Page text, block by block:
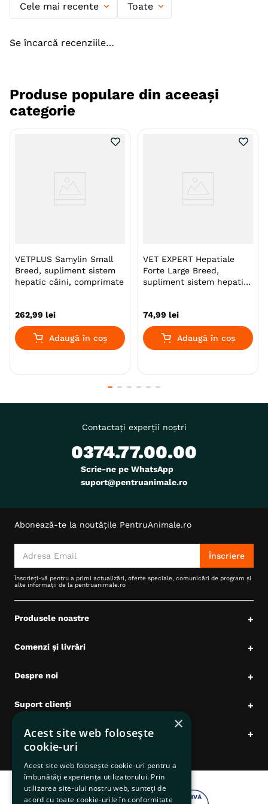
Forma farmaceutica Comprimate
Ambalaj
Cele mai recente Toate
Se încarcă recenziile…
Produse populare din aceeași
categorie
VETPLUS Samylin Small
Breed, supliment sistem
hepatic câini, comprimate
262,99 lei
Adaugă în coș
VET EXPERT Hepatiale
Forte Large Breed,
supliment sistem hepatic
74,99 lei
Adaugă în coș
Contactați experții noștri
0374.77.00.00
Scrie-ne pe WhatsApp
suport@pentruanimale.ro
Abonează-te la noutățile PentruAnimale.ro
Înscriere
Înscrieți-vă pentru a primi actualizări, oferte speciale, comunicări de program și
alte informații de la pentruanimale.ro
Produsele noastre +
Comenzi și livrări +
Despre noi +
Suport clienți +
Date comerciale +
×
Acest site web folosește
cookie-uri
Acest site web folosește cookie-uri pentru a
îmbunătăți experiența utilizatorului. Prin
utilizarea site-ului nostru web, sunteți de
acord cu toate cookie-urile în conformitate